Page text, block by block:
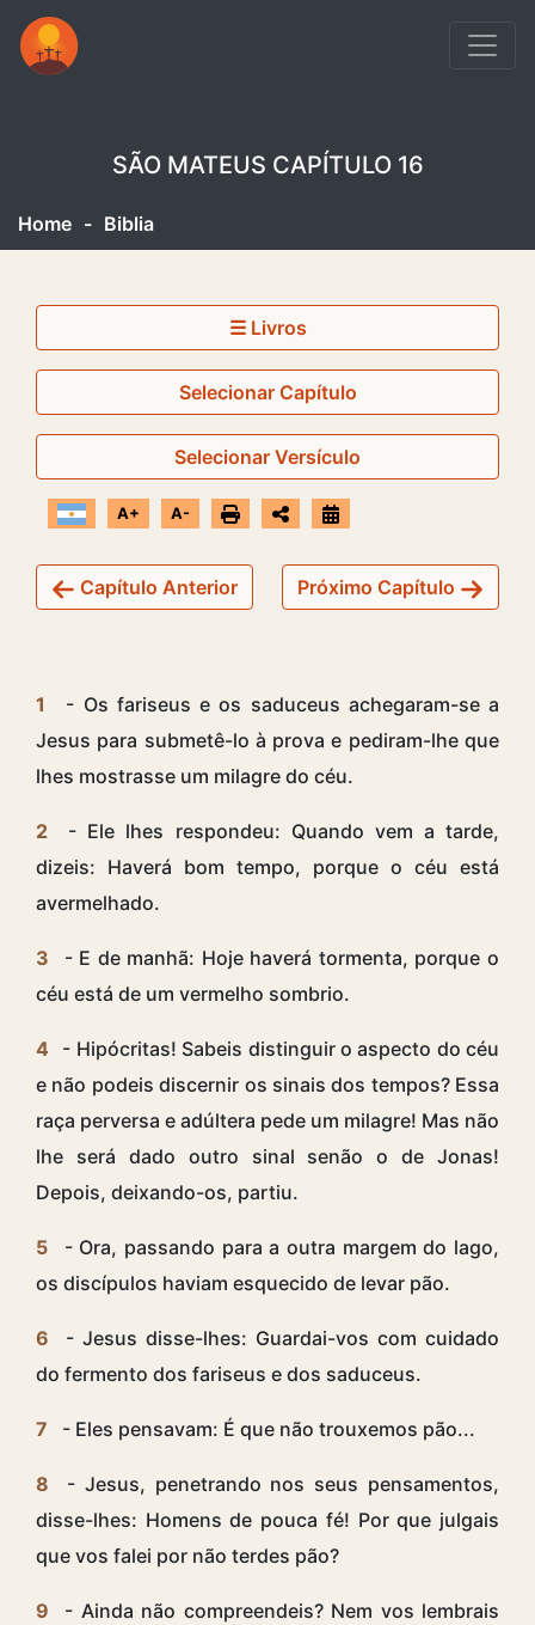
SÃO MATEUS CAPÍTULO 16
Home - Biblia
☰ Livros
Selecionar Capítulo
Selecionar Versículo
A+ A-
Capítulo Anterior Próximo Capítulo
1
- Os fariseus e os saduceus achegaram-se a
Jesus para submetê-lo à prova e pediram-lhe que
lhes mostrasse um milagre do céu.
2
- Ele lhes respondeu: Quando vem a tarde,
dizeis: Haverá bom tempo, porque o céu está
avermelhado.
3
- E de manhã: Hoje haverá tormenta, porque o
céu está de um vermelho sombrio.
4
- Hipócritas! Sabeis distinguir o aspecto do céu
e não podeis discernir os sinais dos tempos? Essa
raça perversa e adúltera pede um milagre! Mas não
lhe será dado outro sinal senão o de Jonas!
Depois, deixando-os, partiu.
5
- Ora, passando para a outra margem do lago,
os discípulos haviam esquecido de levar pão.
6
- Jesus disse-lhes: Guardai-vos com cuidado
do fermento dos fariseus e dos saduceus.
7 - Eles pensavam: É que não trouxemos pão...
8
- Jesus, penetrando nos seus pensamentos,
disse-lhes: Homens de pouca fé! Por que julgais
que vos falei por não terdes pão?
9
- Ainda não compreendeis? Nem vos lembrais